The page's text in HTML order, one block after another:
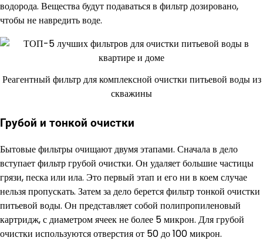
водорода. Вещества будут подаваться в фильтр дозировано,
чтобы не навредить воде.
Реагентный фильтр для комплексной очистки питьевой воды из
скважины
Грубой и тонкой очистки
Бытовые фильтры очищают двумя этапами. Сначала в дело
вступает фильтр грубой очистки. Он удаляет большие частицы
грязи, песка или ила. Это первый этап и его ни в коем случае
нельзя пропускать. Затем за дело берется фильтр тонкой очистки
питьевой воды. Он представляет собой полипропиленовый
картридж, с диаметром ячеек не более 5 микрон. Для грубой
очистки используются отверстия от 50 до 100 микрон.